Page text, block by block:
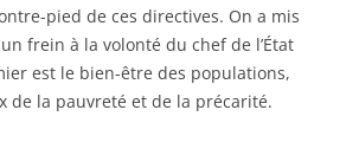
pied de ces directives. On a mis
frein à la volonté du chef de l’État
est le bien-être des populations,
de la pauvreté et de la précarité.